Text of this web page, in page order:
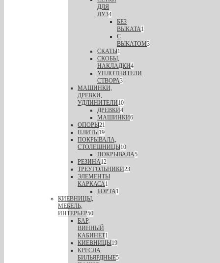
ДЛЯ
ЛУЗ4
БЕЗ
ВЫКАТА1
С
ВЫКАТОМ3
СКАТЫ1
СКОБЫ,
НАКЛАДКИ4
УПЛОТНИТЕЛИ
СТВОРА3
МАШИНКИ,
ДРЕВКИ,
УДЛИНИТЕЛИ10
ДРЕВКИ4
МАШИНКИ6
ОПОРЫ21
ПЛИТЫ19
ПОКРЫВАЛА,
СТОЛЕШНИЦЫ10
ПОКРЫВАЛА5
РЕЗИНА12
ТРЕУГОЛЬНИКИ23
ЭЛЕМЕНТЫ
КАРКАСА1
БОРТА1
КИЕВНИЦЫ,
МЕБЕЛЬ,
ИНТЕРЬЕР50
БАР,
ВИННЫЙ
КАБИНЕТ1
КИЕВНИЦЫ19
КРЕСЛА
БИЛЬЯРДНЫЕ5